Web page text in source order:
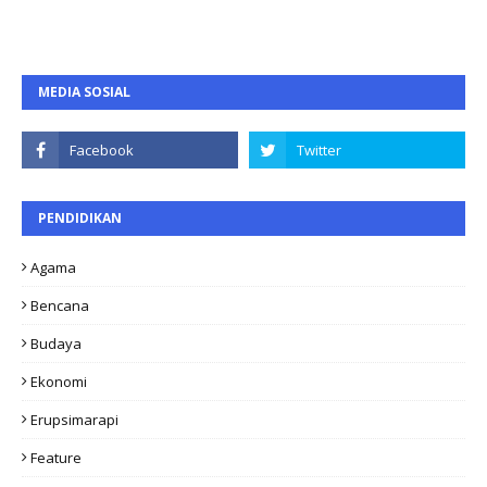
MEDIA SOSIAL
PENDIDIKAN
Agama
Bencana
Budaya
Ekonomi
Erupsimarapi
Feature